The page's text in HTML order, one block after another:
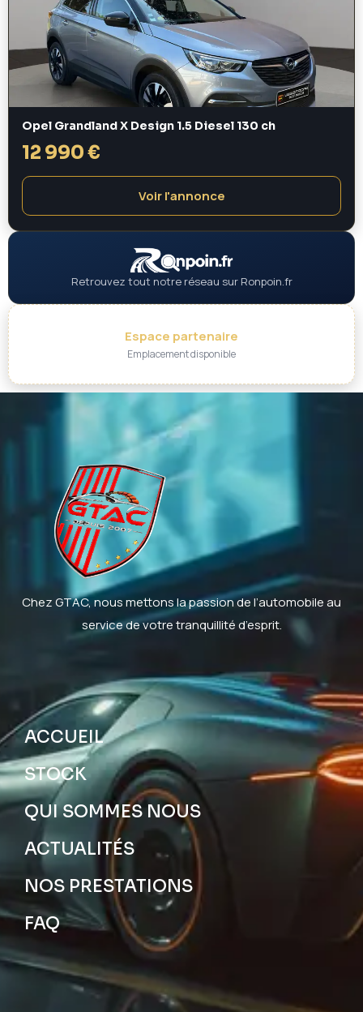
Opel Grandland X Design 1.5 Diesel 130 ch
12 990 €
Voir l'annonce
Retrouvez tout notre réseau sur Ronpoin.fr
Espace partenaire
Emplacement disponible
Chez GTAC, nous mettons la passion de l’automobile au
service de votre tranquillité d’esprit.
ACCUEIL
STOCK
QUI SOMMES NOUS
ACTUALITÉS
NOS PRESTATIONS
FAQ